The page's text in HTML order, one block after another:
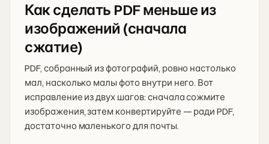
Как сделать PDF меньше из
изображений (сначала
сжатие)
PDF, собранный из фотографий, ровно настолько
мал, насколько малы фото внутри него. Вот
исправление из двух шагов: сначала сожмите
изображения, затем конвертируйте — ради PDF,
достаточно маленького для почты.